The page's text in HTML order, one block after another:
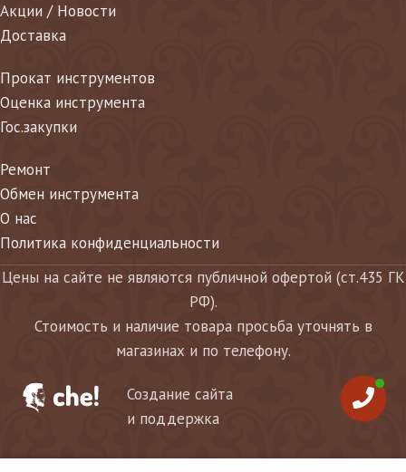
Акции / Новости
Доставка
Прокат инструментов
Оценка инструмента
Гос.закупки
Ремонт
Обмен инструмента
О нас
Политика конфиденциальности
Цены на сайте не являются публичной офертой (ст.435 ГК
РФ).
Стоимость и наличие товара просьба уточнять в
магазинах и по телефону.
Создание сайта
и поддержка